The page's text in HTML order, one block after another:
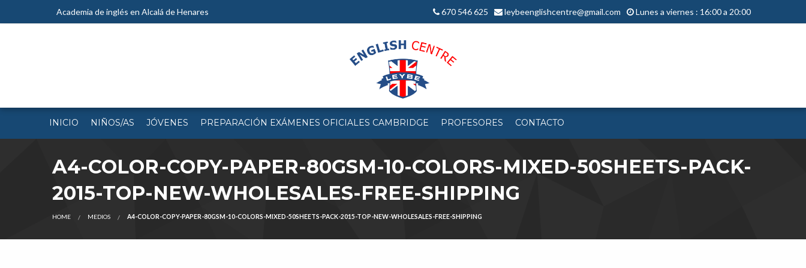
Academia de inglés en Alcalá de Henares 670 546 625 leybeenglishcentre@gmail.com Lunes a viernes : 16:00 a 20:00
INICIO NIÑOS/AS JÓVENES PREPARACIÓN EXÁMENES OFICIALES CAMBRIDGE PROFESORES CONTACTO
A4-COLOR-COPY-PAPER-80GSM-10-COLORS-MIXED-50SHEETS-PACK-
2015-TOP-NEW-WHOLESALES-FREE-SHIPPING
HOME MEDIOS A4-COLOR-COPY-PAPER-80GSM-10-COLORS-MIXED-50SHEETS-PACK-2015-TOP-NEW-WHOLESALES-FREE-SHIPPING